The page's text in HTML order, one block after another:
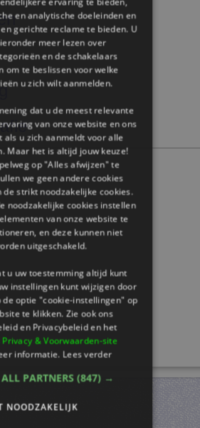
en analytische doeleinden en
gerichte reclame te bieden. U
meer lezen over
en de schakelaars
om te beslissen voor welke
u zich wilt aanmelden.
dat u de meest relevante
van onze website en ons
als u zich aanmeldt voor alle
Maar het is altijd jouw keuze!
op "Alles afwijzen" te
we geen andere cookies
de strikt noodzakelijke cookies.
noodzakelijke cookies instellen
van onze website te
en deze kunnen niet
uitgeschakeld.
u uw toestemming altijd kunt
instellingen kunt wijzigen door
de optie "cookie-instellingen" op
te klikken. Zie ook ons
en Privacybeleid en het
Privacy & Voorwaarden-site
informatie.Lees verder
PARTNERS (847) →
NOODZAKELIJK